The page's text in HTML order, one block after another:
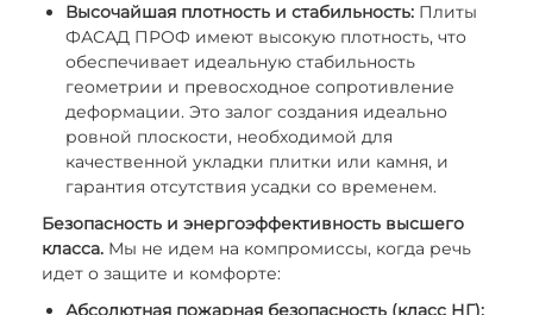
Высочайшая плотность и стабильность: Плиты
ФАСАД ПРОФ имеют высокую плотность, что
обеспечивает идеальную стабильность
геометрии и превосходное сопротивление
деформации. Это залог создания идеально
ровной плоскости, необходимой для
качественной укладки плитки или камня, и
гарантия отсутствия усадки со временем.
Безопасность и энергоэффективность высшего
класса. Мы не идем на компромиссы, когда речь
идет о защите и комфорте:
Абсолютная пожарная безопасность (класс НГ):